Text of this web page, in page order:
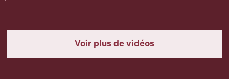
Voir plus de vidéos